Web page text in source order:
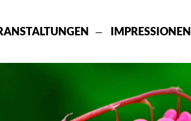
IMPRESSIONEN